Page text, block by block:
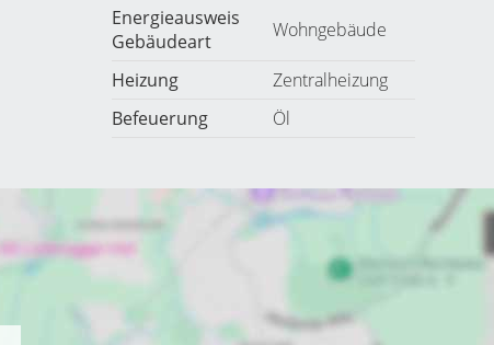
Energieausweis
Gebäudeart
Wohngebäude
Heizung
Zentralheizung
Befeuerung
Öl